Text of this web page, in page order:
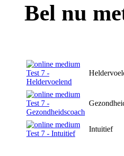
Bel nu
Intuitief